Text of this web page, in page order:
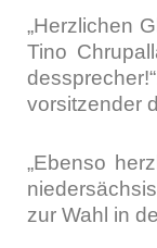
„Herz­li­chen
Tino
vor­sit­zen­der
„Eben­so
zur Wahl in